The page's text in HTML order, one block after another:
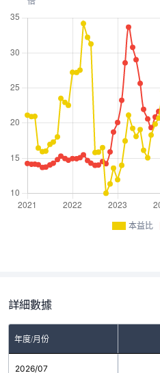
本益比
詳細數據
年度/月份
2026/07